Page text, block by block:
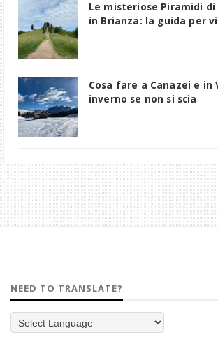
Le misteriose Piramidi di
in Brianza: la guida per
Cosa fare a Canazei e in
inverno se non si scia
NEED TO TRANSLATE?